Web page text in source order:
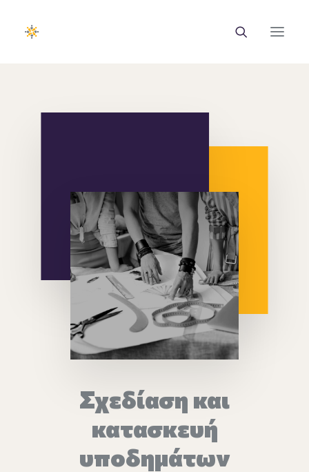
EUROTRAINING
Ευρωπαϊκά Προγράμματα
Εθνικά Προγράμματα
Voucher
Νέα & Ανακοινώσεις
Επικοινωνία
Ευκαιρίες Καριέρας
e-mathisi
Φόρμα Ενδιαφέροντος
Σχεδίαση και
κατασκευή
υποδημάτων